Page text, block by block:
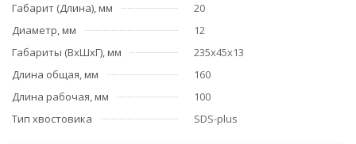
Габарит (Длина), мм
20
Диаметр, мм
12
Габариты (ВхШхГ), мм
235х45х13
Длина общая, мм
160
Длина рабочая, мм
100
Тип хвостовика
SDS-plus